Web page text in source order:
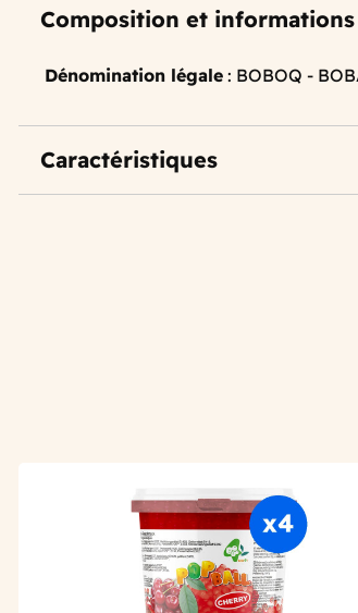
Composition et
Dénomination légale : BOBOQ -
Caractéristiques